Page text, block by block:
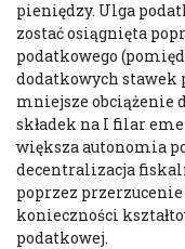
pieniędzy. Ulga
zostać osiągnięta
podatkowego
dodatkowych stawek
mniejsze obciążenie
składek na I filar
większa autonomia
decentralizacja
poprzez
konieczności
podatkowej.